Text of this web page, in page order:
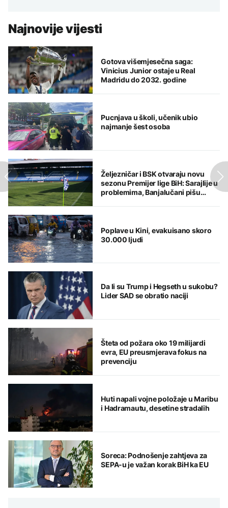
Najnovije vijesti
Gotova višemjesečna saga:
Vinicius Junior ostaje u Real
Madridu do 2032. godine
Pucnjava u školi, učenik ubio
najmanje šest osoba
Željezničar i BSK otvaraju novu
sezonu Premijer lige BiH: Sarajlije u
problemima, Banjalučani pišu
Poplave u Kini, evakuisano skoro
30.000 ljudi
Da li su Trump i Hegseth u sukobu?
Lider SAD se obratio naciji
Šteta od požara oko 19 milijardi
evra, EU preusmjerava fokus na
prevenciju
Huti napali vojne položaje u Maribu
i Hadramautu, desetine stradalih
Soreca: Podnošenje zahtjeva za
SEPA-u je važan korak BiH ka EU